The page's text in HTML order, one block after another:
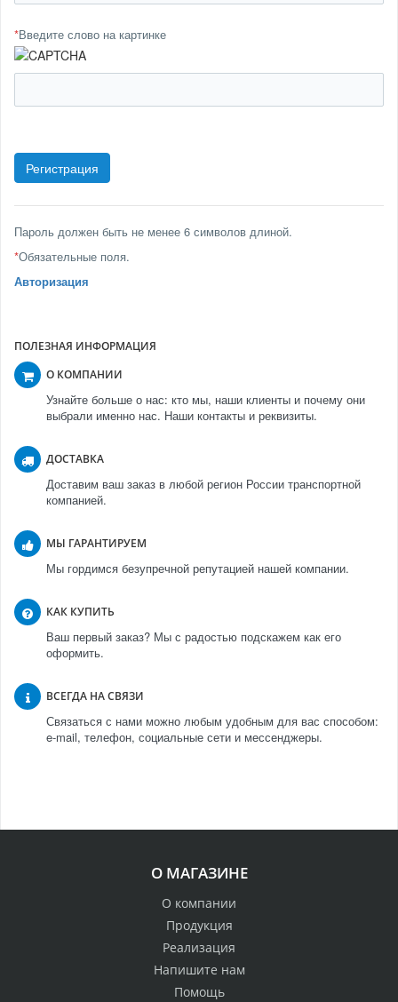
*Введите слово на картинке
Пароль должен быть не менее 6 символов длиной.
*Обязательные поля.
Авторизация
ПОЛЕЗНАЯ ИНФОРМАЦИЯ
О КОМПАНИИ
Узнайте больше о нас: кто мы, наши клиенты и почему они
выбрали именно нас. Наши контакты и реквизиты.
ДОСТАВКА
Доставим ваш заказ в любой регион России транспортной
компанией.
МЫ ГАРАНТИРУЕМ
Мы гордимся безупречной репутацией нашей компании.
КАК КУПИТЬ
Ваш первый заказ? Мы с радостью подскажем как его
оформить.
ВСЕГДА НА СВЯЗИ
Связаться с нами можно любым удобным для вас способом:
e-mail, телефон, социальные сети и мессенджеры.
О МАГАЗИНЕ
О компании
Продукция
Реализация
Напишите нам
Помощь